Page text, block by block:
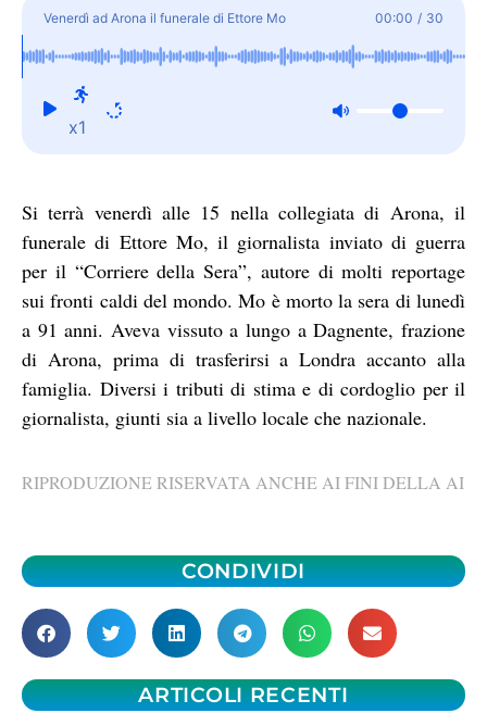
Venerdì ad Arona il funerale di Ettore Mo 00:00 / 30
x1
Si terrà venerdì alle 15 nella collegiata di Arona, il
funerale di Ettore Mo, il giornalista inviato di guerra
per il “Corriere della Sera”, autore di molti reportage
sui fronti caldi del mondo. Mo è morto la sera di lunedì
a 91 anni. Aveva vissuto a lungo a Dagnente, frazione
di Arona, prima di trasferirsi a Londra accanto alla
famiglia. Diversi i tributi di stima e di cordoglio per il
giornalista, giunti sia a livello locale che nazionale.
RIPRODUZIONE RISERVATA ANCHE AI FINI DELLA AI
CONDIVIDI
ARTICOLI RECENTI